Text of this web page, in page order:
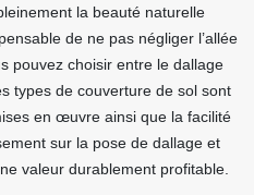
la beauté naturelle
de ne pas négliger l’allée
pouvez choisir entre le dallage
types de couverture de sol sont
en œuvre ainsi que la facilité
sur la pose de dallage et
valeur durablement profitable.